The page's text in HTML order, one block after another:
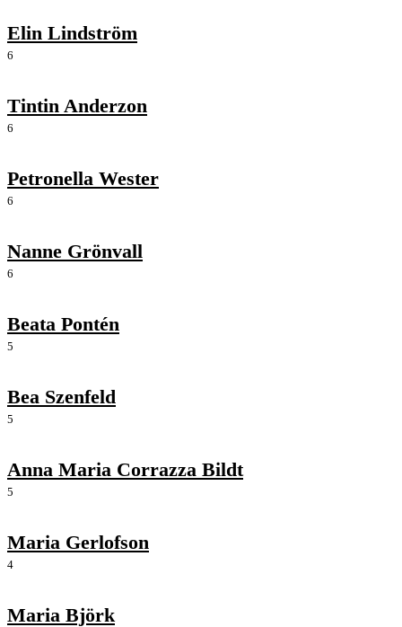
Elin Lindström
6
Tintin Anderzon
6
Petronella Wester
6
Nanne Grönvall
6
Beata Pontén
5
Bea Szenfeld
5
Anna Maria Corrazza Bildt
5
Maria Gerlofson
4
Maria Björk